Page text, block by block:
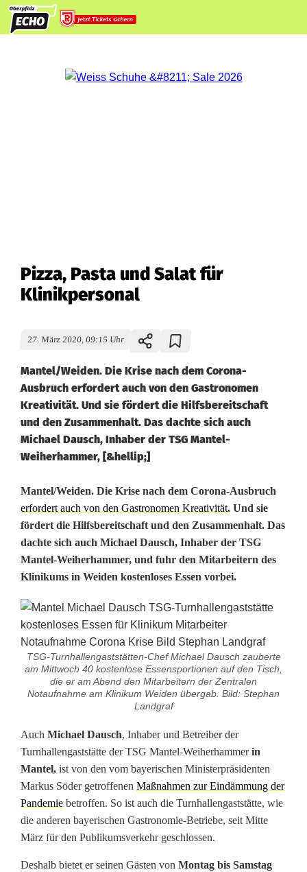
Pizza, Pasta und Salat für
Klinikpersonal
27. März 2020, 09:15 Uhr
Mantel/Weiden. Die Krise nach dem Corona-
Ausbruch erfordert auch von den Gastronomen
Kreativität. Und sie fördert die Hilfsbereitschaft
und den Zusammenhalt. Das dachte sich auch
Michael Dausch, Inhaber der TSG Mantel-
Weiherhammer, [&hellip;]
P
i
z
z
a
,
P
a
s
t
a
u
n
d
S
Mantel/Weiden. Die Krise nach dem Corona-Ausbruch
erfordert auch von den Gastronomen Kreativität. Und sie
fördert die Hilfsbereitschaft und den Zusammenhalt. Das
dachte sich auch Michael Dausch, Inhaber der TSG
Mantel-Weiherhammer, und fuhr den Mitarbeitern des
Klinikums in Weiden kostenloses Essen vorbei.
TSG-Turnhallengaststätten-Chef Michael Dausch zauberte
am Mittwoch 40 kostenlose Essensportionen auf den Tisch,
die er am Abend den Mitarbeitern der Zentralen
Notaufnahme am Klinikum Weiden übergab. Bild: Stephan
Landgraf
Auch Michael Dausch, Inhaber und Betreiber der
Turnhallengaststätte der TSG Mantel-Weiherhammerin
Mantel, ist von den vom bayerischen Ministerpräsidenten
Markus Söder getroffenen Maßnahmen zur Eindämmung der
Pandemie betroffen. So ist auch die Turnhallengaststätte, wie
die anderen bayerischen Gastronomie-Betriebe, seit Mitte
März für den Publikumsverkehr geschlossen.
Deshalb bietet er seinen Gästen von Montag bis Samstag